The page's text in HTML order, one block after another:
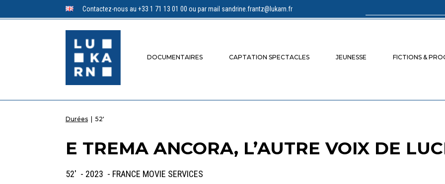
Contactez-nous au +33 1 71 13 01 00 ou par mail sandrine.frantz@lukarn.fr
DOCUMENTAIRES CAPTATION SPECTACLES JEUNESSE FICTIONS &
Durées | 52'
E TREMA ANCORA, L’AUTRE VOIX DE
52' - 2023 - FRANCE MOVIE SERVICES